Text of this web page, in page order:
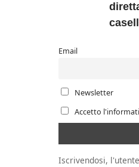
Email
Newsletter
Accetto
Iscrivendosi,